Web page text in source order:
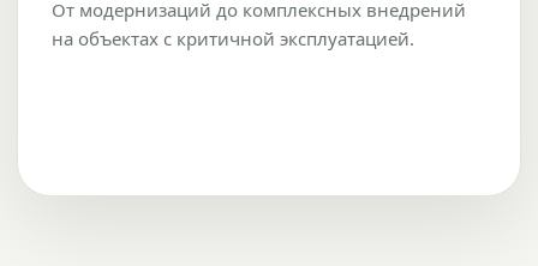
От модернизаций до комплексных внедрений
на объектах с критичной эксплуатацией.